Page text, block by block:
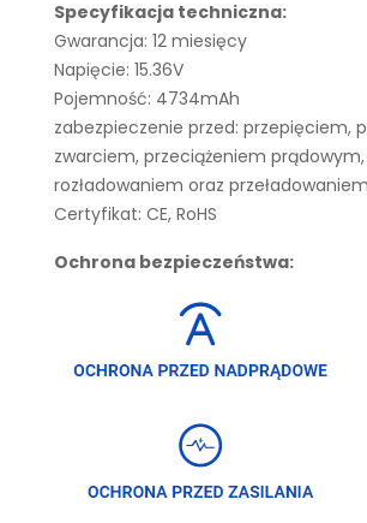
Specyfikacja techniczna:
Gwarancja: 12 miesięcy
Napięcie: 15.36V
Pojemność: 4734mAh
zabezpieczenie przed: przepięciem,
zwarciem, przeciążeniem prądowym,
rozładowaniem oraz przeładowaniem
Certyfikat: CE, RoHS
Ochrona bezpieczeństwa: